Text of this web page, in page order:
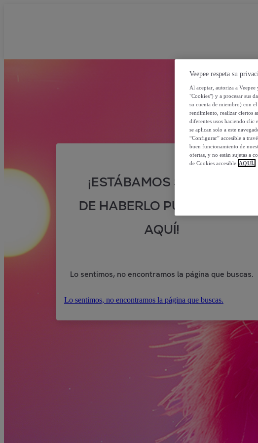
¡ESTÁBAMOS SEGUROS
DE HABERLO PUESTO POR
AQUÍ!
Lo sentimos, no encontramos la página que buscas.
Lo sentimos, no encontramos la página que buscas.
Veepee respeta su
Al aceptar, autoriza a
"Cookies") y a procesar sus
su cuenta de miembro) con
rendimiento, realizar ciertos
diferentes usos haciendo clic
se aplican solo a este
“Configurar” accesible a
buen funcionamiento de
ofertas, y no están sujetas a
de Cookies accesible AQUÍ.